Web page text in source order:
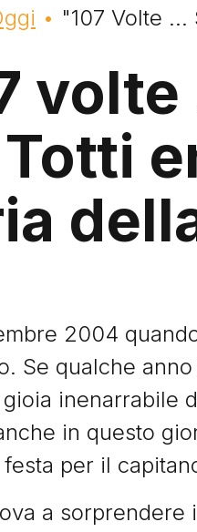
pane
"107 Volte
2004
Se qualche
inenarrabile
in questo
per il
a sorprendere